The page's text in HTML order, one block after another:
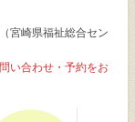
崎県福祉総合セン
合わせ・予約をお